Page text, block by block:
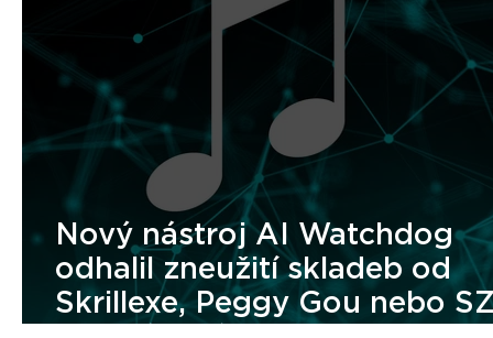
Nový nástroj AI Watchdog
odhalil zneužití skladeb od
Skrillexe, Peggy Gou nebo